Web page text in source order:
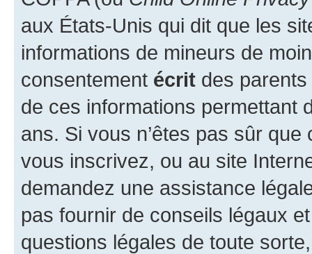
aux États-Unis qui dit que les
informations de mineurs de
consentement écrit des parents
de ces informations permettant
ans. Si vous n’êtes pas sûr
vous inscrivez, ou au site
demandez une assistance
pas fournir de conseils légaux
questions légales de toute